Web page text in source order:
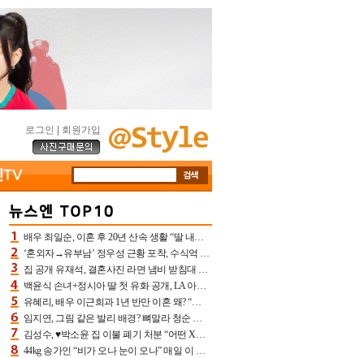
로그인 회원가입
배우 최일순, 이혼 후 20년 산속 생활 “딸 내가 버렸다고 원망‥맘 아파”(특종)[어제TV]
‘혼외자→유부남’ 정우성 근황 포착, 수식억 해킹 피해 후배 만났다 “존경하는”
집 공개 유재석, 결혼사진 라면 냄비 받침대 되고 분노‥가족사진도 피해(놀뭐)[어제TV]
백윤식 손녀+정시아 딸 첫 유화 공개, LA 아트쇼→서울국제조각페스타 작가다운 수준급 실력
유혜리, 배우 이근희과 1년 반만 이혼 왜? “식칼 꽂고 의자 던져” 충격 폭로(특종)[어제TV]
임지연, 그림 같은 발리 배경? 뼈말라 청순 비키니 핏에 상대 안 되네
김성수, ♥박소윤 집 이불 폐기 처분 “어떤 X이랑 썼을지 몰라” 질투(신랑수업2)[어제TV]
44kg 송가인 “비가 오나 눈이 오나” 매일 이 운동, 허벅지 근육량 상승+체지방 감소